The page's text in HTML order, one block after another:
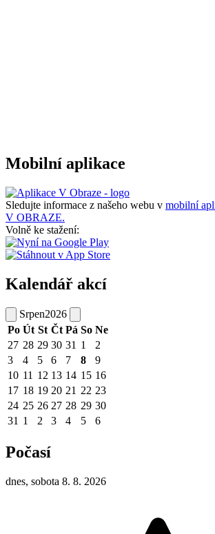
Mobilní aplikace
Sledujte informace z našeho webu v mobilní
V OBRAZE.
Volně ke stažení:
Kalendář akcí
Srpen2026
Po Út St Čt Pá So Ne
27 28 29 30 31 1
2
3
4 5 6 7 8
9
10 11 12 13 14 15 16
17 18 19 20 21 22 23
24 25 26 27 28 29 30
31 1 2 3 4 5 6
Počasí
dnes, sobota 8. 8. 2026